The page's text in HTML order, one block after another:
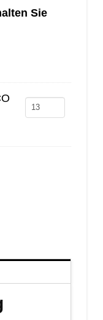
Sie
EVO